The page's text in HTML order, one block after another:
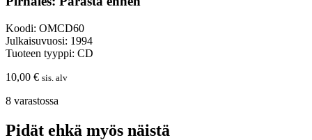
Koodi: OMCD60
Julkaisuvuosi: 1994
Tuoteen tyyppi: CD
10,00 € sis. alv
8 varastossa
Pidät ehkä myös näistä